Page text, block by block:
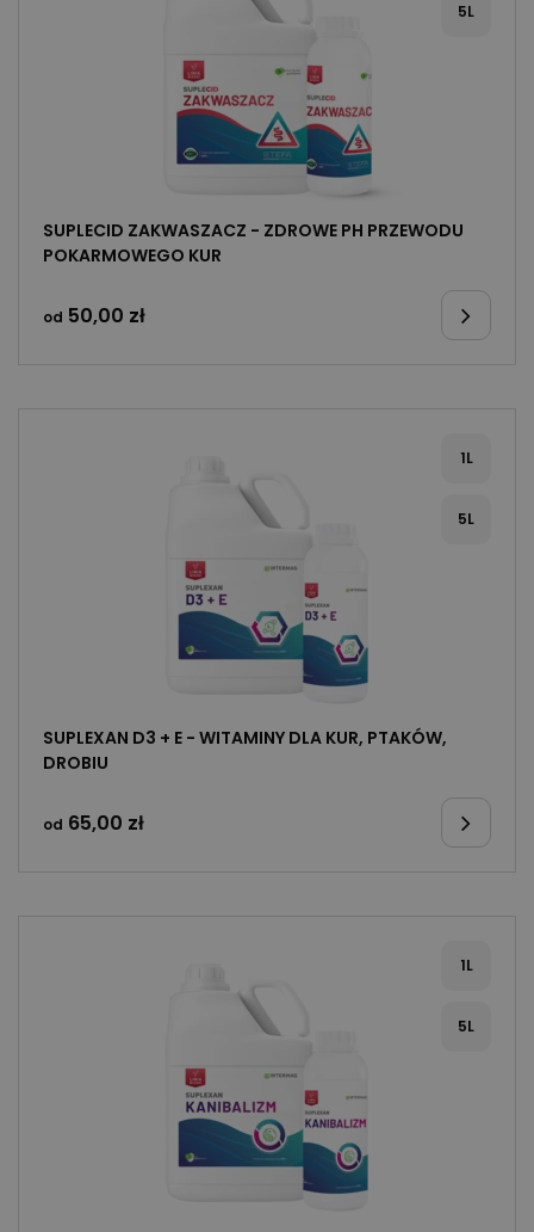
5L
SUPLECID ZAKWASZACZ - ZDROWE PH PRZEWODU
POKARMOWEGO KUR
od 50,00 zł
1L
5L
SUPLEXAN D3 + E - WITAMINY DLA KUR, PTAKÓW,
DROBIU
od 65,00 zł
1L
5L